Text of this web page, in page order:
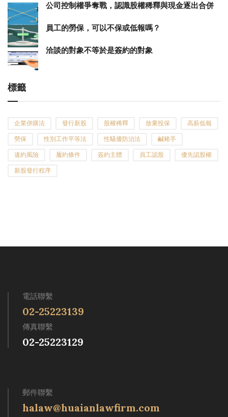
公司控制權爭奪戰，認識股權稀釋與現金逐出合併
員工的勞保，可以不保或低報嗎？
洽談的對象不等於是簽約的對象
標籤
企業併購法 發行新股 股權稀釋 放棄投保 高薪低報
勞保 性別工作平等法 性騷擾防治法 鹹豬手
違約風險 履約條件 簽約主體 員工認股 優先認股權
新股發行程序
電話聯繫
02-25223139
傳真聯繫
02-25223129
郵件聯繫
halaw@huaianlawfirm.com